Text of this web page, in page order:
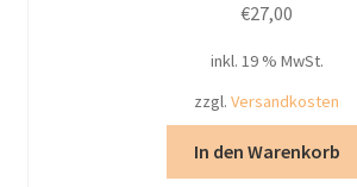
€27,00
inkl. 19 % MwSt.
zzgl. Versandkosten
In den Warenkorb